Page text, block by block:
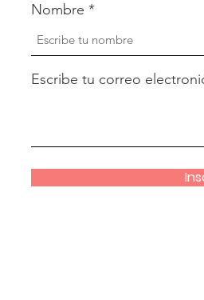
Nombre
Escribe tu correo